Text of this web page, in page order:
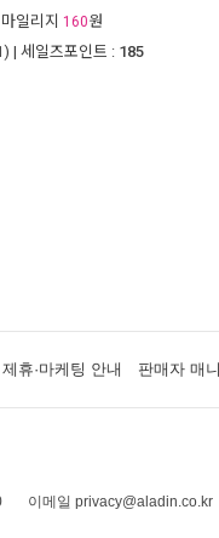
일리지 160원
) | 세일즈포인트 : 185
제휴·마케팅 안내 판매자 매
이메일 privacy@aladin.co.kr